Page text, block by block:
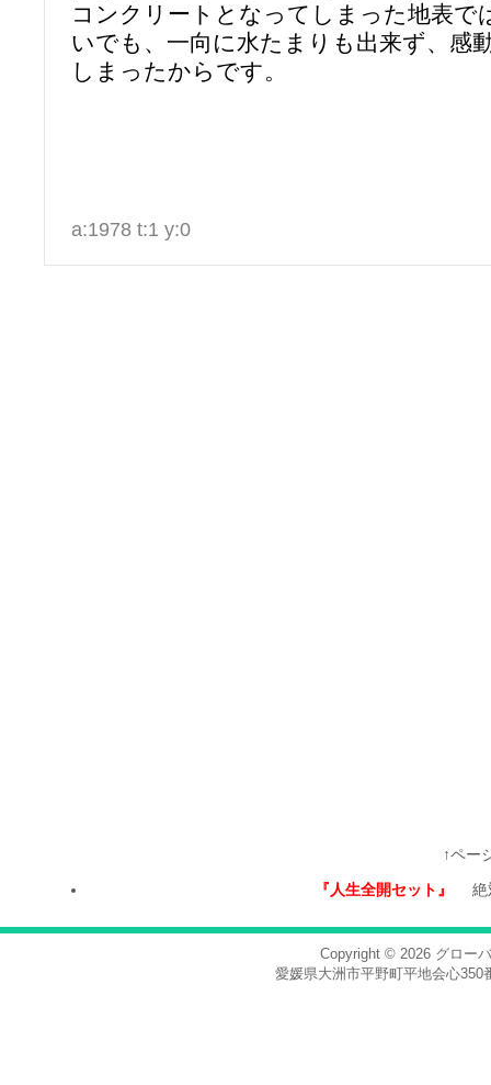
コンクリートとなってしまった地表で
いでも、一向に水たまりも出来ず、感
しまったからです。
a:1978 t:1 y:0
↑ペー
『人生全開セット』
絶
Copyright © 2026 グロー
愛媛県大洲市平野町平地会心